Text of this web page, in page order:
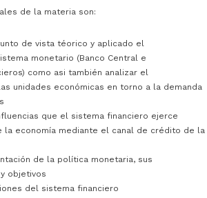
de la materia son:
de vista téorico y aplicado el
monetario (Banco Central e
como asi también analizar el
unidades económicas en torno a la demanda
que el sistema financiero ejerce
la economía mediante el canal de crédito de la
de la política monetaria, sus
objetivos
del sistema financiero